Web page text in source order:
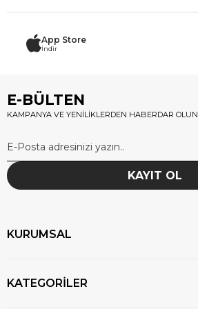
App Store
İndir
E-BÜLTEN
KAMPANYA VE YENİLİKLERDEN HABERDAR OLUN.
KAYIT OL
KURUMSAL
KATEGORİLER